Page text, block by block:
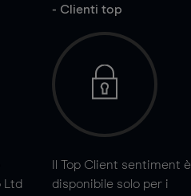
Ltd
- Clienti top
Il Top Client sentiment è
disponibile solo per i